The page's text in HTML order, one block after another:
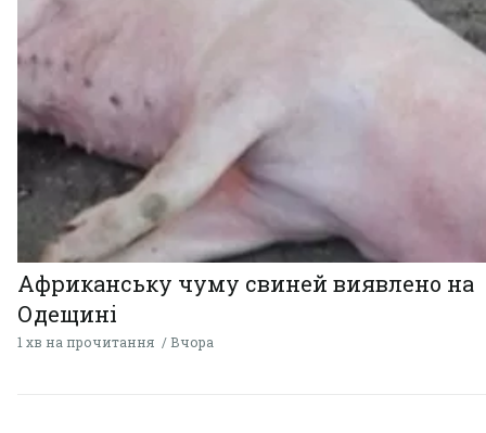
Африканську чуму свиней виявлено на
Одещині
1 хв на прочитання Вчора